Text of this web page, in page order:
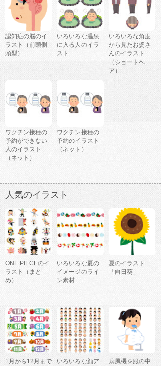
認知症の脳のイ
ラスト（前頭側
頭型）
いろいろな温泉
に入る人のイラ
スト
いろいろな角度
から見たお婆さ
んのイラスト
（ショートヘ
ア）
ワクチン接種の
予約ができない
人のイラスト
（ネット）
ワクチン接種の
予約のイラスト
（ネット）
人気のイラスト
ONE PIECEのイ
ラスト（まと
め）
いろいろな夏の
イメージのライ
ン素材
夏のイラスト
「向日葵」
1月から12月まで
いろいろな顔ア
扇風機を服の中